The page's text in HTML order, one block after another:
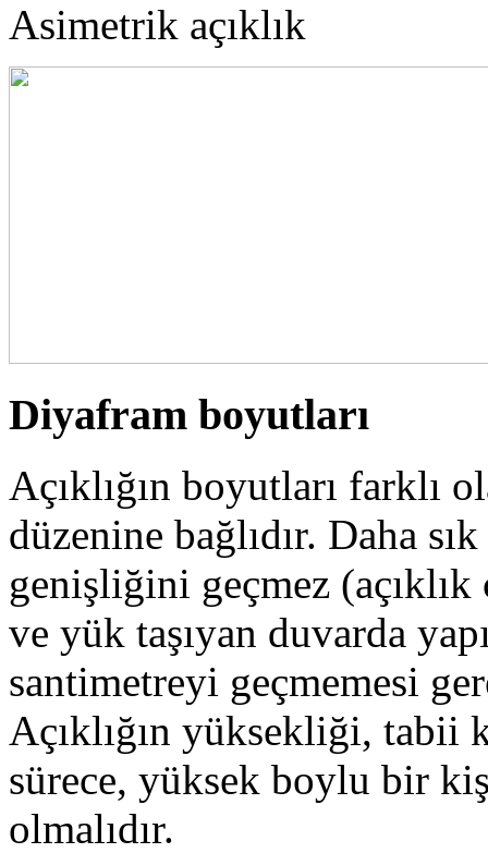
Asimetrik açıklık
Diyafram boyutları
Açıklığın boyutları farklı
düzenine bağlıdır. Daha
genişliğini geçmez
ve yük taşıyan duvarda
santimetreyi geçmemesi
Açıklığın yüksekliği, tabii
sürece, yüksek boylu bir
olmalıdır.